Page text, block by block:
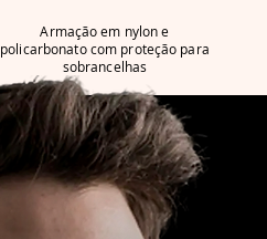
Armação em nylon e
policarbonato com proteção para
sobrancelhas